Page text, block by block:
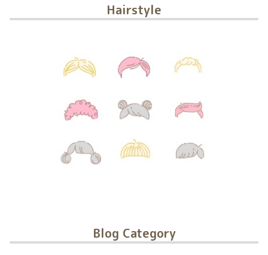
Hairstyle
Blog Category